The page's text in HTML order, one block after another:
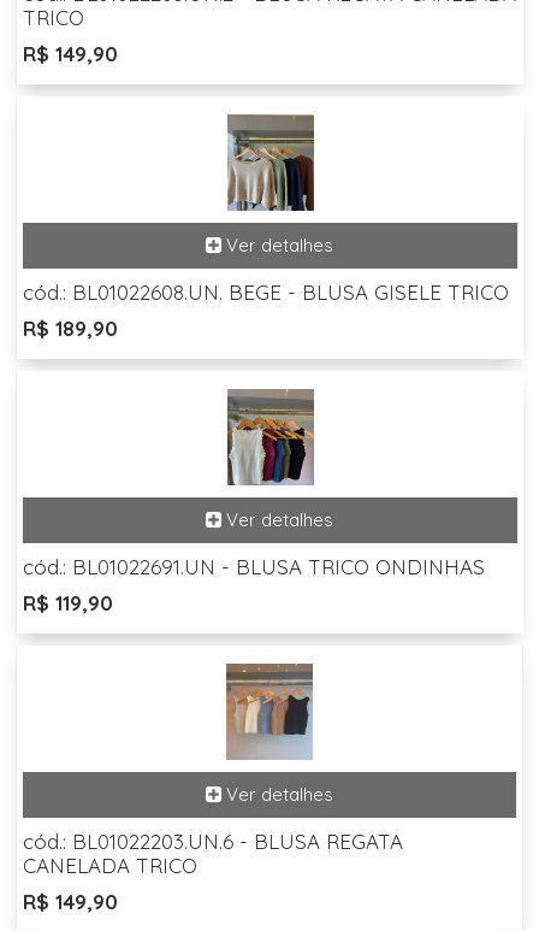
TRICO
R$ 149,90
cód.: BL01022608.UN. BEGE - BLUSA GISELE TRICO
R$ 189,90
cód.: BL01022691.UN - BLUSA TRICO ONDINHAS
R$ 119,90
cód.: BL01022203.UN.6 - BLUSA REGATA
CANELADA TRICO
R$ 149,90